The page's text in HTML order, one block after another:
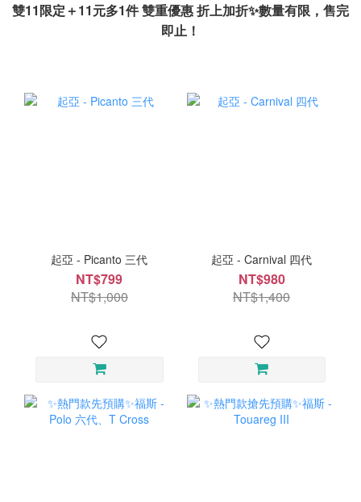
雙11限定＋11元多1件 雙重優惠折上加折✨數量有限，售完
即止！
起亞 - Picanto 三代
NT$799
NT$1,000
起亞 - Carnival 四代
NT$980
NT$1,400